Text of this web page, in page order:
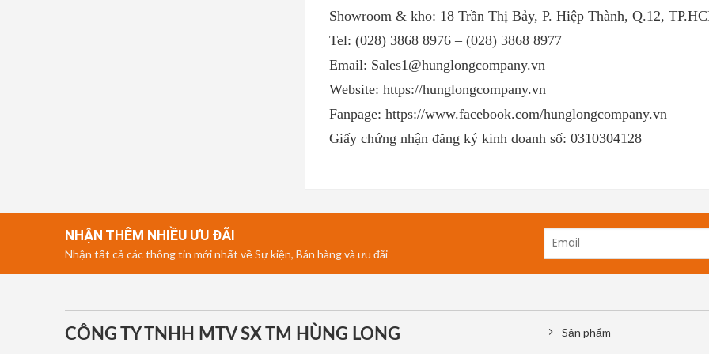
Showroom & kho: 18 Trần Thị Bảy, P. Hiệp Thành, Q.12,
Tel: (028) 3868 8976 – (028) 3868 8977
Email: Sales1@hunglongcompany.vn
Website: https://hunglongcompany.vn
Fanpage: https://www.facebook.com/hunglongcompany.vn
Giấy chứng nhận đăng ký kinh doanh số: 0310304128
NHẬN THÊM NHIỀU ƯU ĐÃI
Nhận tất cả các thông tin mới nhất về Sự kiện, Bán hàng và ưu đãi
CÔNG TY TNHH MTV SX TM HÙNG LONG Sản phẩm